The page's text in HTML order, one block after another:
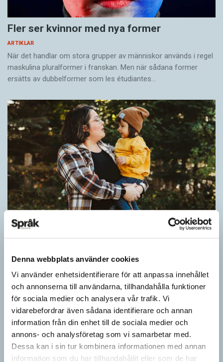
Denna webbplats använder cookies
Vi använder enhetsidentifierare för att anpassa innehållet
och annonserna till användarna, tillhandahålla funktioner
för sociala medier och analysera vår trafik. Vi
vidarebefordrar även sådana identifierare och annan
information från din enhet till de sociala medier och
annons- och analysföretag som vi samarbetar med.
Dessa kan i sin tur kombinera informationen med annan
information som du har tillhandahållit eller som de har
Fler ser kvinnor med nya former
ARTIKLAR
När det handlar om stora grupper av människor används i regel
maskulina pluralformer i franskan. Men när sådana ­former
ersätts av dubbel­former som les étudiantes…
Pronomen avslöjar vem som ska tala
Vid två års ålder har barn begränsad förståelse för
i turtagning i samtal. Förmågan utvecklas ytterligare i takt med…